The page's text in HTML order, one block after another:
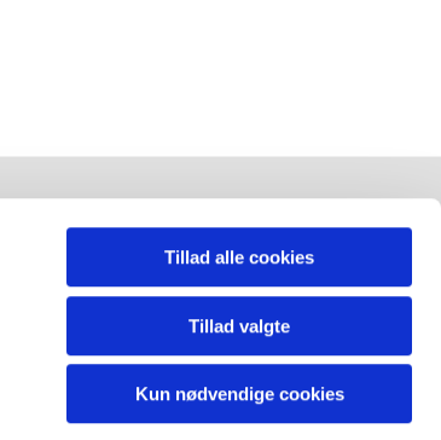
Tillad alle cookies
Tillad valgte
Kun nødvendige cookies